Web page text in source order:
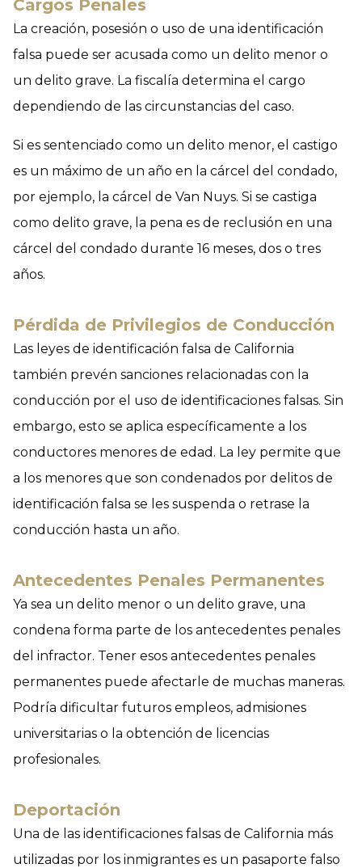
Cargos Penales
La creación, posesión o uso de una identificación
falsa puede ser acusada como un delito menor o
un delito grave. La fiscalía determina el cargo
dependiendo de las circunstancias del caso.
Si es sentenciado como un delito menor, el castigo
es un máximo de un año en la cárcel del condado,
por ejemplo, la cárcel de Van Nuys. Si se castiga
como delito grave, la pena es de reclusión en una
cárcel del condado durante 16 meses, dos o tres
años.
Pérdida de Privilegios de Conducción
Las leyes de identificación falsa de California
también prevén sanciones relacionadas con la
conducción por el uso de identificaciones falsas. Sin
embargo, esto se aplica específicamente a los
conductores menores de edad. La ley permite que
a los menores que son condenados por delitos de
identificación falsa se les suspenda o retrase la
conducción hasta un año.
Antecedentes Penales Permanentes
Ya sea un delito menor o un delito grave, una
condena forma parte de los antecedentes penales
del infractor. Tener esos antecedentes penales
permanentes puede afectarle de muchas maneras.
Podría dificultar futuros empleos, admisiones
universitarias o la obtención de licencias
profesionales.
Deportación
Una de las identificaciones falsas de California más
utilizadas por los inmigrantes es un pasaporte falso